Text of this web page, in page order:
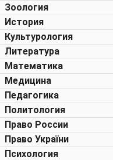
Зоология
История
Культурология
Литература
Математика
Медицина
Педагогика
Политология
Право России
Право України
Психология